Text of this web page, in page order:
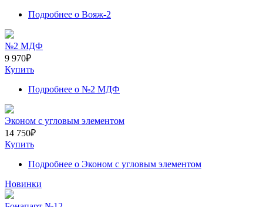
Подробнее о Вояж-2
№2 МДФ
9 970₽
Купить
Подробнее о №2 МДФ
Эконом с угловым элементом
14 750₽
Купить
Подробнее о Эконом с угловым элементом
Новинки